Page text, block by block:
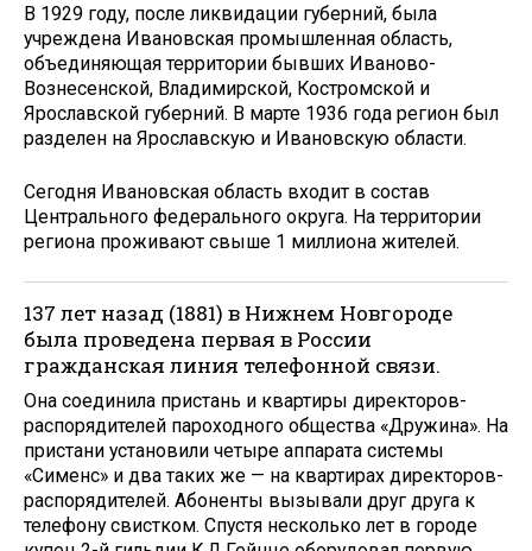
В 1929 году, после ликвидации губерний, была
учреждена Ивановская промышленная область,
объединяющая территории бывших Иваново-
Вознесенской, Владимирской, Костромской и
Ярославской губерний. В марте 1936 года регион был
разделен на Ярославскую и Ивановскую области.
Сегодня Ивановская область входит в состав
Центрального федерального округа. На территории
региона проживают свыше 1 миллиона жителей.
137 лет назад (1881) в Нижнем Новгороде
была проведена первая в России
гражданская линия телефонной связи.
Она соединила пристань и квартиры директоров-
распорядителей пароходного общества «Дружина». На
пристани установили четыре аппарата системы
«Сименс» и два таких же — на квартирах директоров-
распорядителей. Абоненты вызывали друг друга к
телефону свистком. Спустя несколько лет в городе